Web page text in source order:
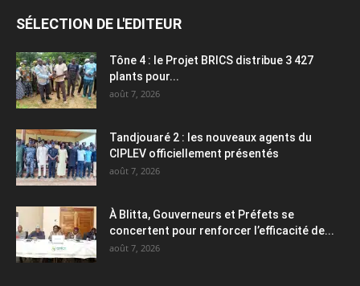
SÉLECTION DE L'EDITEUR
Tône 4 : le Projet BRICS distribue 3 427
plants pour...
août 7, 2026
Tandjouaré 2 : les nouveaux agents du
CIPLEV officiellement présentés
août 7, 2026
À Blitta, Gouverneurs et Préfets se
concertent pour renforcer l’efficacité de...
août 7, 2026